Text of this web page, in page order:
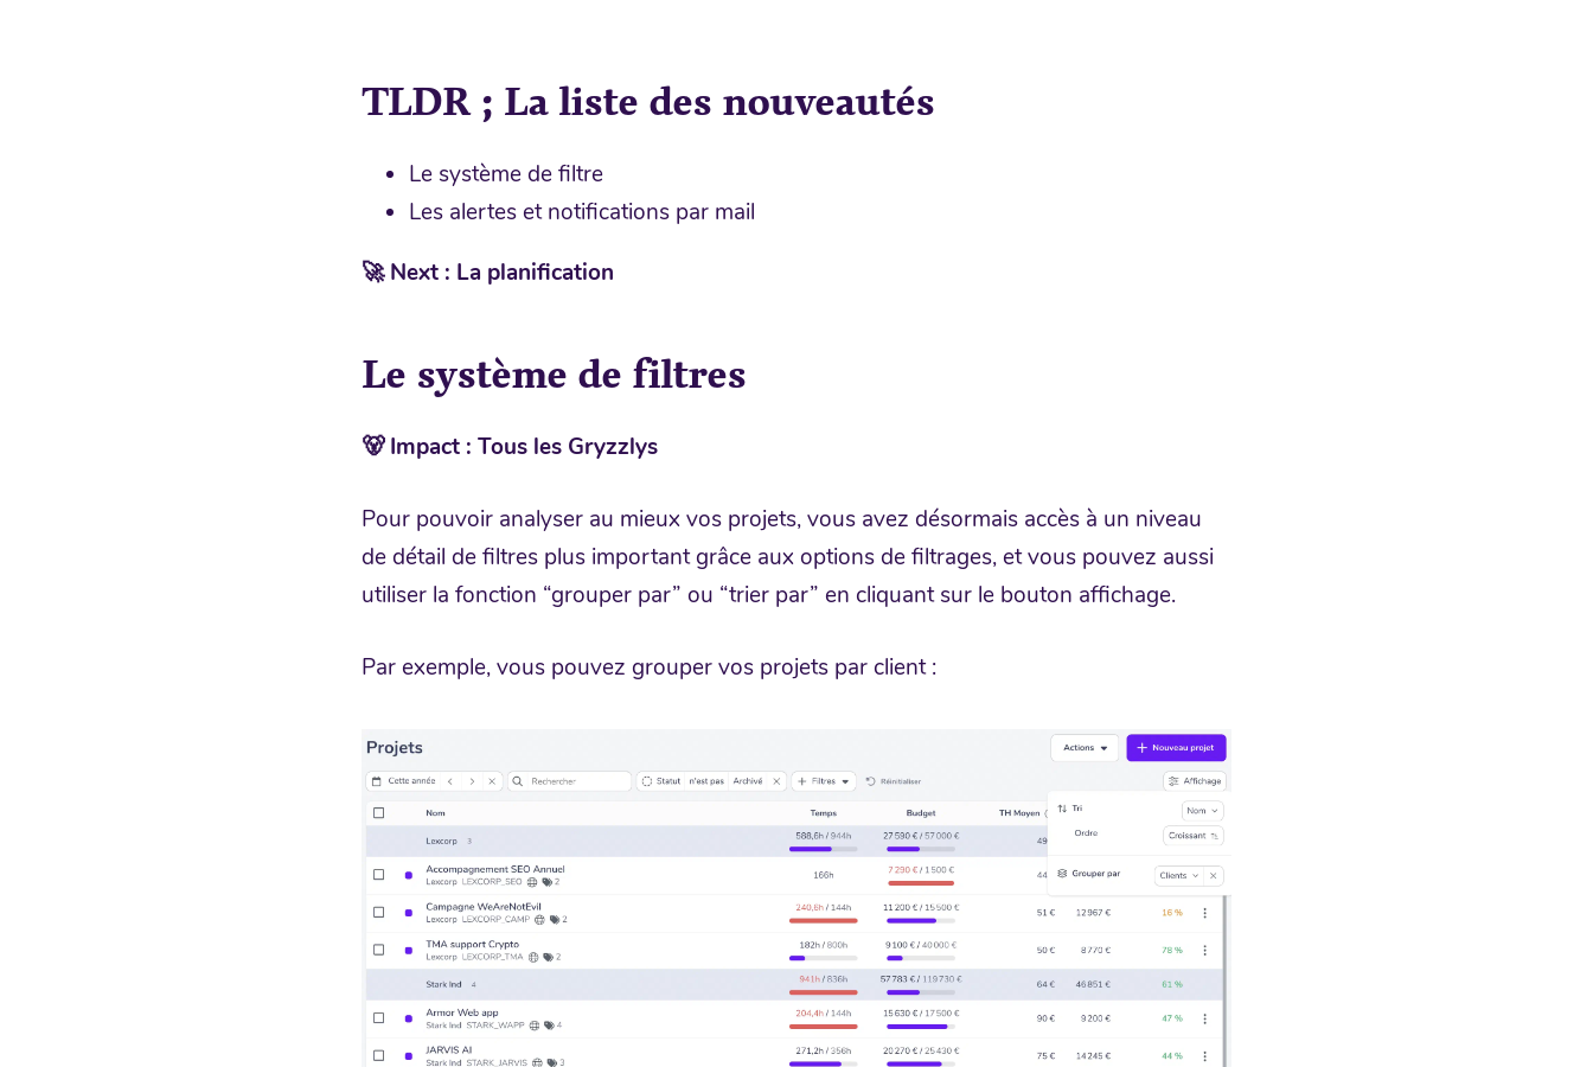
TLDR ; La liste des nouveautés
Le système de filtre
Les alertes et notifications par mail
🚀 Next : La planification
Le système de filtres
🐻 Impact : Tous les Gryzzlys
Pour pouvoir analyser au mieux vos projets, vous avez désormais accès à un niveau
de détail de filtres plus important grâce aux options de filtrages, et vous pouvez aussi
utiliser la fonction “grouper par” ou “trier par” en cliquant sur le bouton affichage.
Par exemple, vous pouvez grouper vos projets par client :